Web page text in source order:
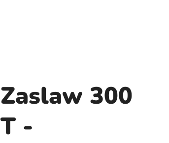
Zaslaw 300
T -